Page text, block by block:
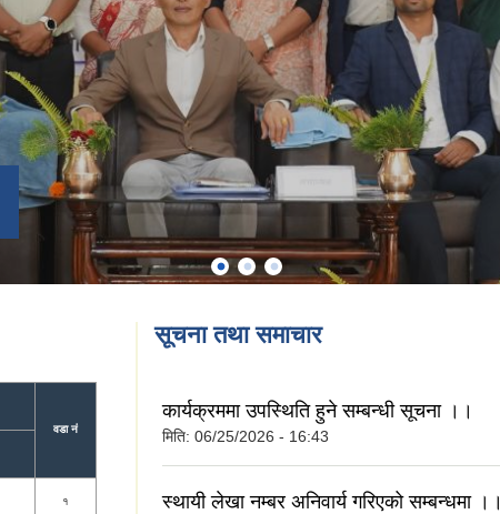
वडा नं
१
सूचना तथा समाचार
कार्यक्रममा उपस्थिति हुने सम्बन्धी सूचना ।।
मिति: 06/25/2026 - 16:43
स्थायी लेखा नम्बर अनिवार्य गरिएको सम्बन्धमा ।।